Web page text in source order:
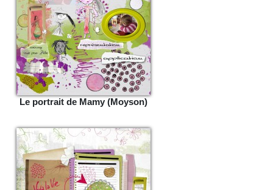
Le portrait de Mamy (Moyson)